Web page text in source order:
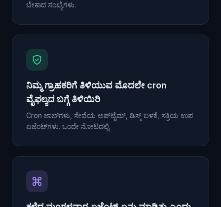
ಬೇಕಾದ ಸಂಖ್ಯೆಗಳು.
ನಿಮ್ಮ ಗ್ರಾಹಕರಿಗೆ ತಿಳಿಯುವ ಮೊದಲೇ cron
ವೈಫಲ್ಯದ ಬಗ್ಗೆ ತಿಳಿಯಿರಿ
Cron ಜಾಬ್‌ಗಳು, ಸೇವೆಯ ಅಪ್‌ಟೈಮ್, ಡಿಸ್ಕ್ ಬಳಕೆ, ಸಕ್ರಿಯ ಉಪ
ಏಜೆಂಟ್‌ಗಳು. ಒಂದೇ ನೋಟದಲ್ಲಿ.